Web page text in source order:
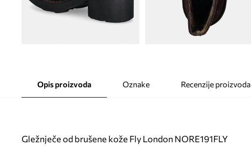
Opis proizvoda Oznake Recenzije proizvoda
Gležnječe od brušene kože Fly London NORE191FLY